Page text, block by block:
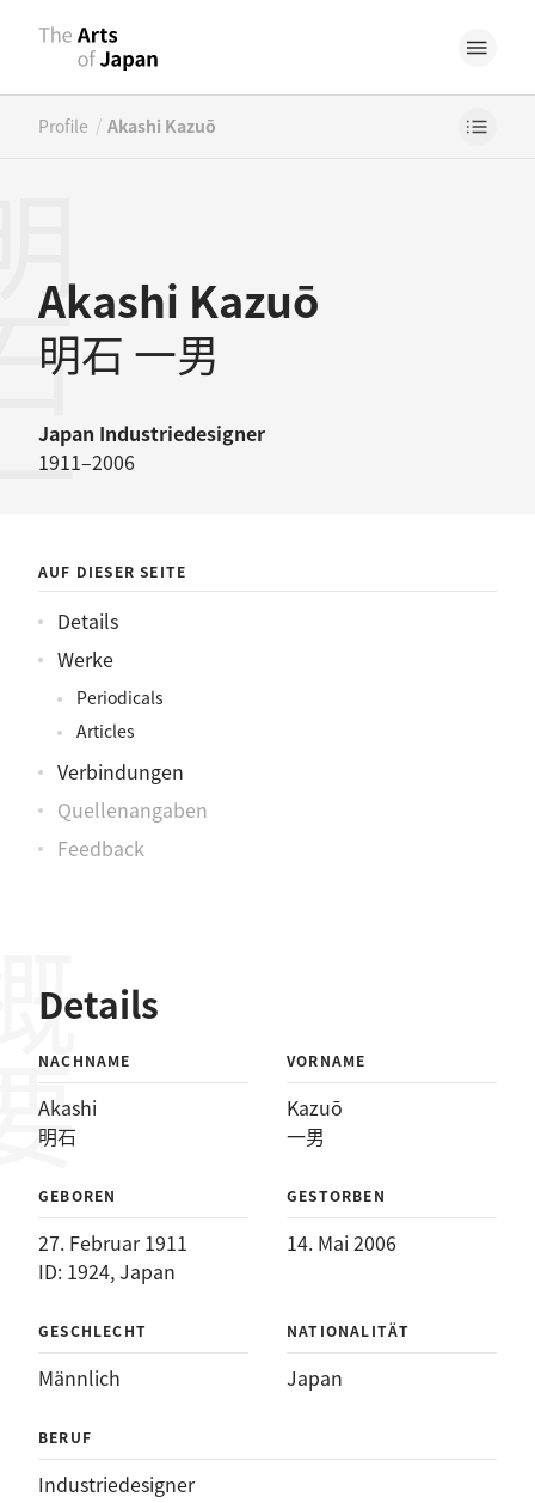
Profile / Akashi Kazuō
Akashi Kazuō
明石 一男
Japan Industriedesigner
1911–2006
男
AUF DIESER SEITE
Details
Werke
Periodicals
Articles
Verbindungen
Quellenangaben
Feedback
Details
NACHNAME
Akashi
明石
VORNAME
Kazuō
一男
GEBOREN
27. Februar 1911
ID: 1924, Japan
GESTORBEN
14. Mai 2006
GESCHLECHT
Männlich
NATIONALITÄT
Japan
BERUF
Industriedesigner